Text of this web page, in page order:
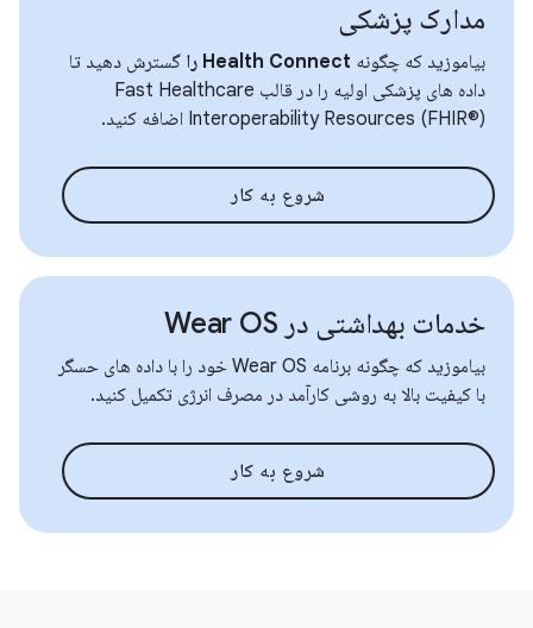
مدارک پزشکی
بیاموزید که چگونه Health Connect را
گسترش دهید تا
داده های پزشکی اولیه را در قالب Fast Healthcare
Interoperability Resources (FHIR®) اضافه کنید.
شروع به کار
خدمات بهداشتی در Wear OS
بیاموزید که چگونه برنامه Wear OS خود را با داده های حسگر
با کیفیت بالا به روشی کارآمد در مصرف انرژی تکمیل کنید.
شروع به کار